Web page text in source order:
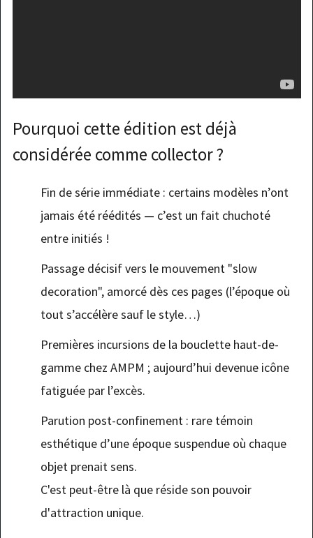
Pourquoi cette édition est déjà
considérée comme collector ?
Fin de série immédiate : certains modèles n’ont
jamais été réédités — c’est un fait chuchoté
entre initiés !
Passage décisif vers le mouvement "slow
decoration", amorcé dès ces pages (l’époque où
tout s’accélère sauf le style…)
Premières incursions de la bouclette haut-de-
gamme chez AMPM ; aujourd’hui devenue icône
fatiguée par l’excès.
Parution post-confinement : rare témoin
esthétique d’une époque suspendue où chaque
objet prenait sens.
C'est peut-être là que réside son pouvoir
d'attraction unique.